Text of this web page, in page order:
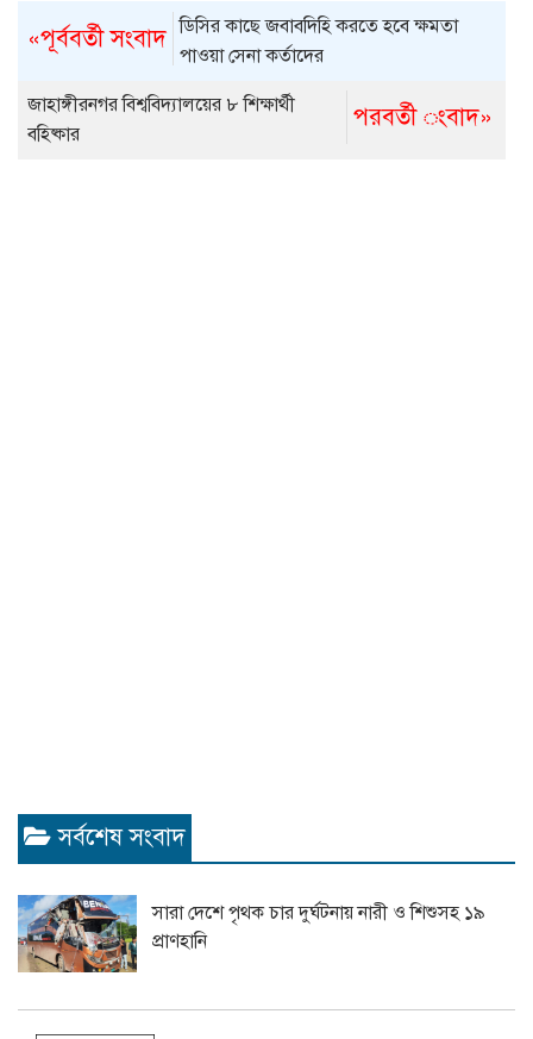
«পূর্ববর্তী সংবাদ ডিসির কাছে জবাবদিহি করতে হবে ক্ষমতা
পাওয়া সেনা কর্তাদের
পরবর্তী ংবাদ»
জাহাঙ্গীরনগর বিশ্ববিদ্যালয়ের ৮ শিক্ষার্থী
বহিষ্কার
সর্বশেষ সংবাদ
সারা দেশে পৃথক চার দুর্ঘটনায় নারী ও শিশুসহ ১৯
প্রাণহানি